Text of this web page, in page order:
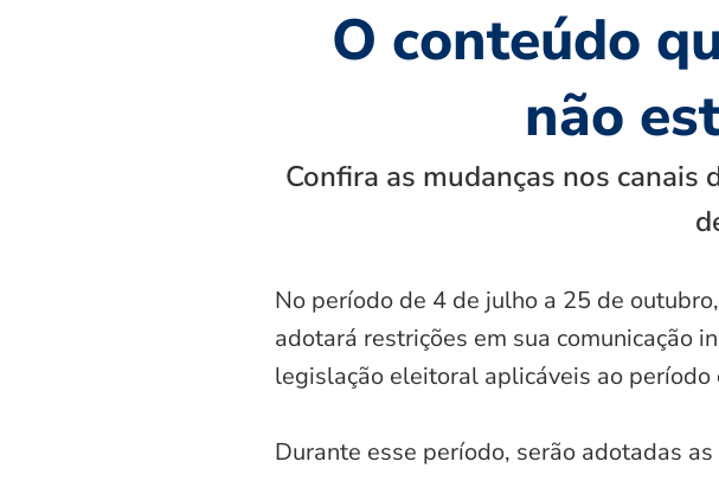
O conteúdo
não
Confira as mudanças nos
No período de 4 de julho a 25 de
adotará restrições em sua comunicação
legislação eleitoral aplicáveis ao período
Durante esse período, serão adotadas